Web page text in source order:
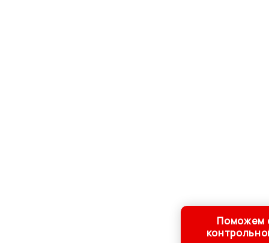
Поможем